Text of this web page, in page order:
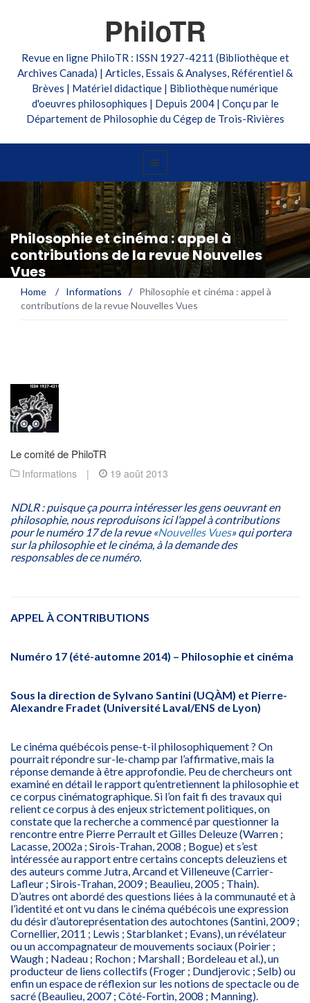
PhiloTR
Revue en ligne PhiloTR : ISSN 1927-4211 (Bibliothèque et
Archives Canada) | Articles, Essais & Analyses, Référentiel &
Brèves | Matériel didactique | Bibliothèque numérique
d'oeuvres philosophiques | Depuis 2004 | Conçu par le
Département de Philosophie du Cégep de Trois-Rivières
Philosophie et cinéma : appel à
contributions de la revue Nouvelles
Vues
Home / Informations /
Philosophie et cinéma : appel à
contributions de la revue Nouvelles Vues
Le comité de PhiloTR
Informations | 19 août 2013
NDLR : puisque ça pourra intéresser les gens oeuvrant en
philosophie, nous reproduisons ici l’appel à contributions
pour le numéro 17 de la revue «Nouvelles Vues» qui portera
sur la philosophie et le cinéma, à la demande des
responsables de ce numéro.
APPEL À CONTRIBUTIONS
Numéro 17 (été-automne 2014) – Philosophie et cinéma
Sous la direction de Sylvano Santini (UQÀM) et Pierre-
Alexandre Fradet (Université Laval/ENS de Lyon)
Le cinéma québécois pense-t-il philosophiquement ? On
pourrait répondre sur-le-champ par l’affirmative, mais la
réponse demande à être approfondie. Peu de chercheurs ont
examiné en détail le rapport qu’entretiennent la philosophie et
ce corpus cinématographique. Si l’on fait fi des travaux qui
relient ce corpus à des enjeux strictement politiques, on
constate que la recherche a commencé par questionner la
rencontre entre Pierre Perrault et Gilles Deleuze (Warren ;
Lacasse, 2002a ; Sirois-Trahan, 2008 ; Bogue) et s’est
intéressée au rapport entre certains concepts deleuziens et
des auteurs comme Jutra, Arcand et Villeneuve (Carrier-
Lafleur ; Sirois-Trahan, 2009 ; Beaulieu, 2005 ; Thain).
D’autres ont abordé des questions liées à la communauté et à
l’identité et ont vu dans le cinéma québécois une expression
du désir d’autoreprésentation des autochtones (Santini, 2009 ;
Cornellier, 2011 ; Lewis ; Starblanket ; Evans), un révélateur
ou un accompagnateur de mouvements sociaux (Poirier ;
Waugh ; Nadeau ; Rochon ; Marshall ; Bordeleau et al.), un
producteur de liens collectifs (Froger ; Dundjerovic ; Selb) ou
enfin un espace de réflexion sur les notions de spectacle ou de
sacré (Beaulieu, 2007 ; Côté-Fortin, 2008 ; Manning).